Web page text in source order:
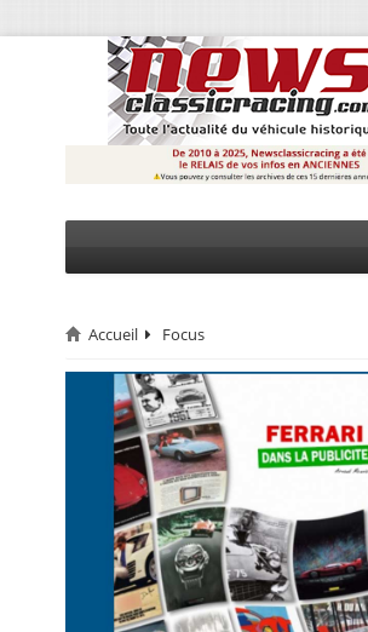
CIRCUIT
RALLYE
MONTAGNE
EVÈNEMENTS
CALENDRIER
FOCUS
Accueil Focus